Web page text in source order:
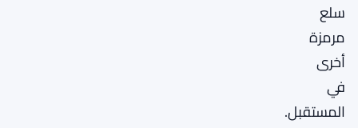
سلع
مرمزة
أخرى
في
المستقبل.